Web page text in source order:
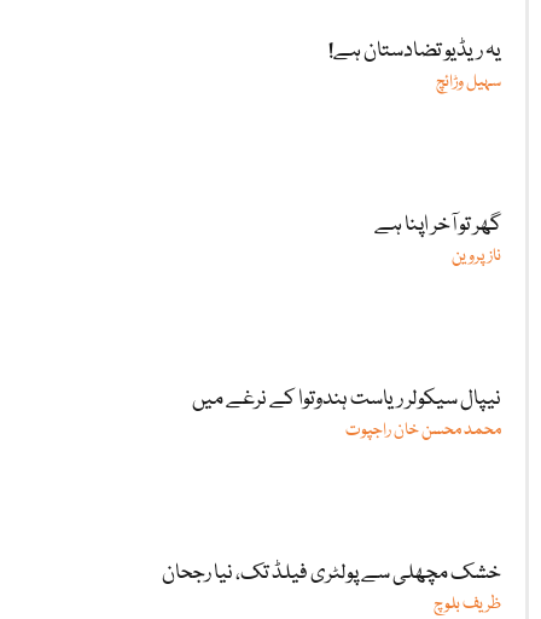
یہ ریڈیو تضادستان ہے!
سہیل وڑائچ
گھر تو آخر اپنا ہے
ناز پروین
نیپال سیکولر ریاست ہندوتوا کے نرغے میں
محمد محسن خان راجپوت
خشک مچھلی سے پولٹری فیلڈ تک، نیا رجحان
ظریف بلوچ